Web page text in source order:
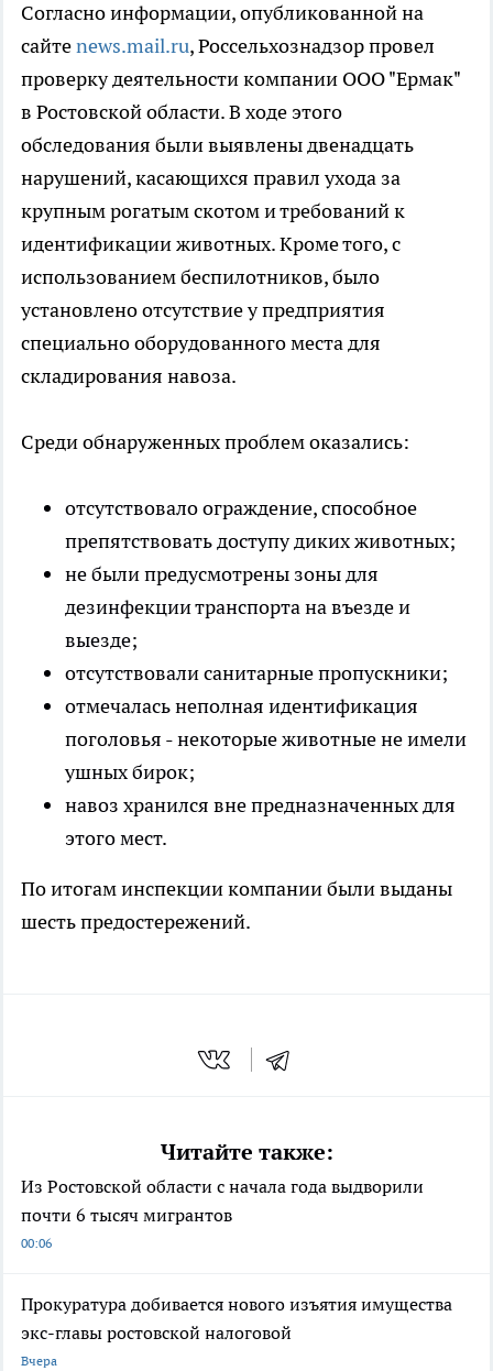
Согласно информации, опубликованной на
сайтеnews.mail.ru, Россельхознадзор провел
проверку деятельности компании ООО "Ермак"
в Ростовской области. В ходе этого
обследования были выявлены двенадцать
нарушений, касающихся правил ухода за
крупным рогатым скотом и требований к
идентификации животных. Кроме того, с
использованием беспилотников, было
установлено отсутствие у предприятия
специально оборудованного места для
складирования навоза.
Среди обнаруженных проблем оказались:
отсутствовало ограждение, способное
препятствовать доступу диких животных;
не были предусмотрены зоны для
дезинфекции транспорта на въезде и
выезде;
отсутствовали санитарные пропускники;
отмечалась неполная идентификация
поголовья - некоторые животные не имели
ушных бирок;
навоз хранился вне предназначенных для
этого мест.
По итогам инспекции компании были выданы
шесть предостережений.
Читайте также:
Из Ростовской области с начала года выдворили
почти 6 тысяч мигрантов
00:06
Прокуратура добивается нового изъятия имущества
экс-главы ростовской налоговой
Вчера